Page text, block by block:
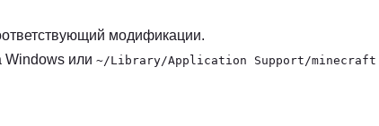
модификации.
Windows или ~/Library/Application Support/minecraft